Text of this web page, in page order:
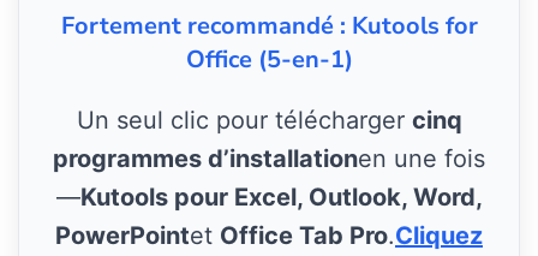
Fortement recommandé : Kutools for
Office (5-en-1)
Un seul clic pour télécharger cinq
programmes d’installationen une fois
—Kutools pour Excel, Outlook, Word,
PowerPointet Office Tab Pro.Cliquez